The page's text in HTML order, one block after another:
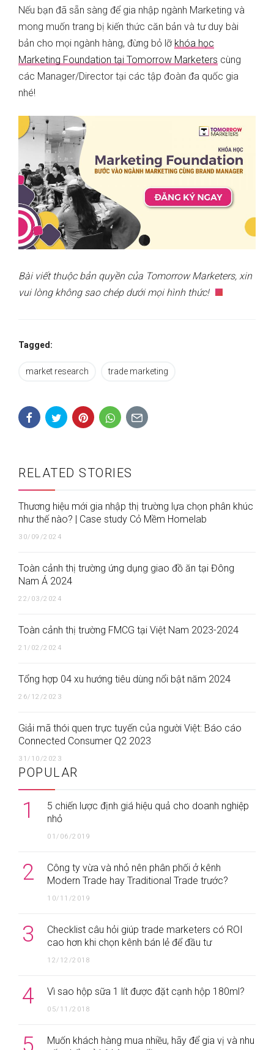
Nếu bạn đã sẵn sàng để gia nhập ngành Marketing và
mong muốn trang bị kiến thức căn bản và tư duy bài
bản cho mọi ngành hàng, đừng bỏ lỡ khóa học
Marketing Foundation tại Tomorrow Marketers cùng
các Manager/Director tại các tập đoàn đa quốc gia
nhé!
Bài viết thuộc bản quyền của Tomorrow Marketers, xin
vui lòng không sao chép dưới mọi hình thức!
Tagged:
market research trade marketing
RELATED STORIES
Thương hiệu mới gia nhập thị trường lựa chọn phân khúc
như thế nào? | Case study Cỏ Mềm Homelab
30/09/2024
Toàn cảnh thị trường ứng dụng giao đồ ăn tại Đông
Nam Á 2024
22/03/2024
Toàn cảnh thị trường FMCG tại Việt Nam 2023-2024
21/02/2024
Tổng hợp 04 xu hướng tiêu dùng nổi bật năm 2024
26/12/2023
Giải mã thói quen trực tuyến của người Việt: Báo cáo
Connected Consumer Q2 2023
31/10/2023
POPULAR
1
5 chiến lược định giá hiệu quả cho doanh nghiệp
nhỏ
01/06/2019
2
Công ty vừa và nhỏ nên phân phối ở kênh
Modern Trade hay Traditional Trade trước?
10/11/2019
3
Checklist câu hỏi giúp trade marketers có ROI
cao hơn khi chọn kênh bán lẻ để đầu tư
12/12/2018
4 Vì sao hộp sữa 1 lít được đặt cạnh hộp 180ml?
05/11/2018
Muốn khách hàng mua nhiều, hãy để gia vị và nhu